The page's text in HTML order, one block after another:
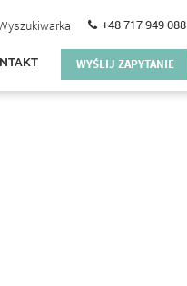
+48 717 949 088
WYŚLIJ ZAPYTANIE